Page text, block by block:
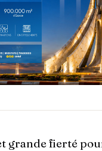
grande fierté